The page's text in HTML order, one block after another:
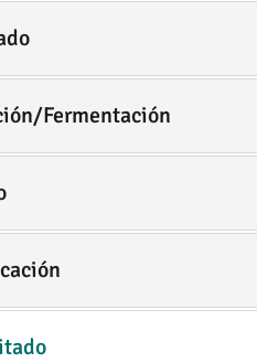
Fermentación